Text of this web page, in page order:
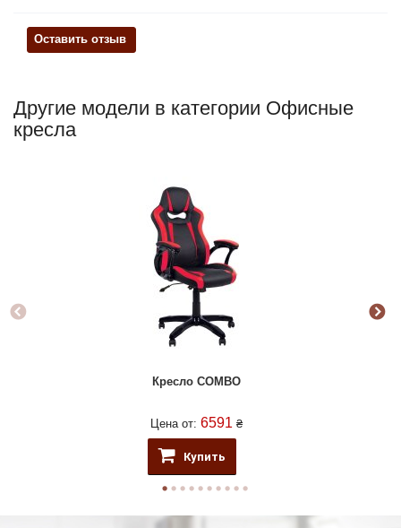
Оставить отзыв
Другие модели в категории Офисные
кресла
Кресло COMBO
Цена от: 6591 ₴
Купить